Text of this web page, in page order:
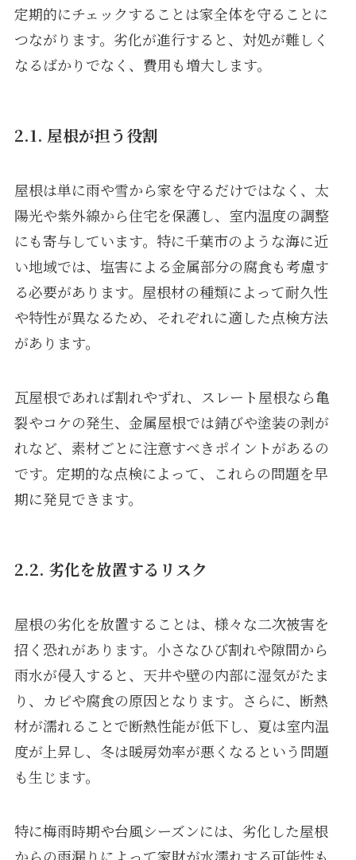
定期的にチェックすることは家全体を守ることに
つながります。劣化が進行すると、対処が難しく
なるばかりでなく、費用も増大します。
2.1. 屋根が担う役割
屋根は単に雨や雪から家を守るだけではなく、太
陽光や紫外線から住宅を保護し、室内温度の調整
にも寄与しています。特に千葉市のような海に近
い地域では、塩害による金属部分の腐食も考慮す
る必要があります。屋根材の種類によって耐久性
や特性が異なるため、それぞれに適した点検方法
があります。
瓦屋根であれば割れやずれ、スレート屋根なら亀
裂やコケの発生、金属屋根では錆びや塗装の剥が
れなど、素材ごとに注意すべきポイントがあるの
です。定期的な点検によって、これらの問題を早
期に発見できます。
2.2. 劣化を放置するリスク
屋根の劣化を放置することは、様々な二次被害を
招く恐れがあります。小さなひび割れや隙間から
雨水が侵入すると、天井や壁の内部に湿気がたま
り、カビや腐食の原因となります。さらに、断熱
材が濡れることで断熱性能が低下し、夏は室内温
度が上昇し、冬は暖房効率が悪くなるという問題
も生じます。
特に梅雨時期や台風シーズンには、劣化した屋根